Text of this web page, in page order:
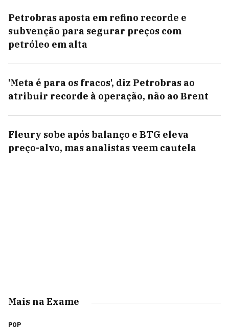
Petrobras aposta em refino recorde e
subvenção para segurar preços com
petróleo em alta
'Meta é para os fracos', diz Petrobras ao
atribuir recorde à operação, não ao Brent
Fleury sobe após balanço e BTG eleva
preço-alvo, mas analistas veem cautela
Mais na Exame
POP